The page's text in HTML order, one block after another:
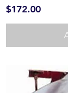
Precio
$172.00